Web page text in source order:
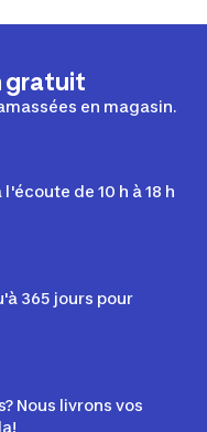
gratuit
en magasin.
de 10 h à 18 h
365 jours pour
Nous livrons vos